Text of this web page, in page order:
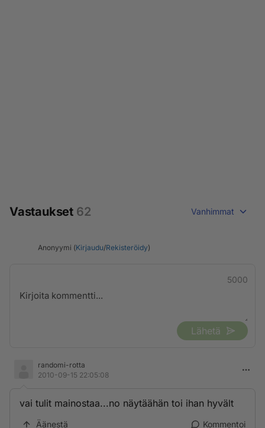
Vastaukset 62 Vanhimmat
Anonyymi (Kirjaudu/Rekisteröidy)
5000
Lähetä
randomi-rotta
2010-09-15 22:05:08
vai tulit mainostaa...no näytäähän toi ihan hyvält
Äänestä Kommentoi